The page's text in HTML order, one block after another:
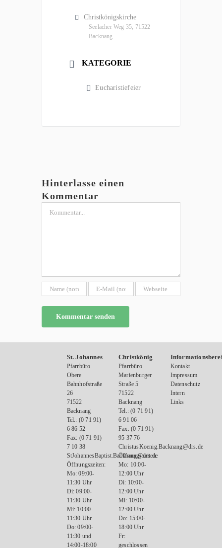
Christkönigskirche
Seelacher Weg 35, 71522
Backnang
KATEGORIE
Eucharistiefeier
Hinterlasse einen
Kommentar
St. Johannes
Pfarrbüro
Obere
Bahnhofstraße
26
71522
Backnang
Tel.: (0 71 91)
6 86 52
Fax: (0 71 91)
7 10 38
StJohannesBaptist.Backnang@drs.de
Öffnungszeiten:
Mo: 09:00-
11:30 Uhr
Di: 09:00-
11:30 Uhr
Mi: 10:00-
11:30 Uhr
Do: 09:00-
11:30 und
14:00-18:00
Christkönig
Pfarrbüro
Marienburger
Straße 5
71522
Backnang
Tel.: (0 71 91)
6 91 06
Fax: (0 71 91)
95 37 76
ChristusKoenig.Backnang@drs.de
Öffnungszeiten:
Mo: 10:00-
12:00 Uhr
Di: 10:00-
12:00 Uhr
Mi: 10:00-
12:00 Uhr
Do: 15:00-
18:00 Uhr
Fr:
geschlossen
Kontakt
Impressum
Datenschutz
Intern
Links